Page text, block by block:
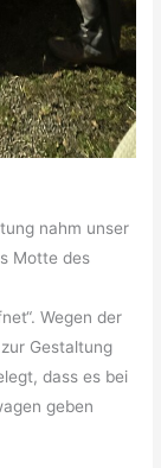
nahm unser
Motte des
Wegen der
Gestaltung
dass es bei
geben